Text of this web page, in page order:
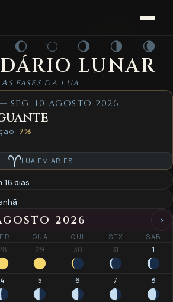
🌔 🌕 🌖 🌗 🌘
LUNAR
As fases da Lua
SEG, 10 AGOSTO 2026
7%
♈LUA EM ÁRIES
16 dias
2026 ›
QUA QUI SEX SÁB
29 30 31 1
4 5 6 7 8